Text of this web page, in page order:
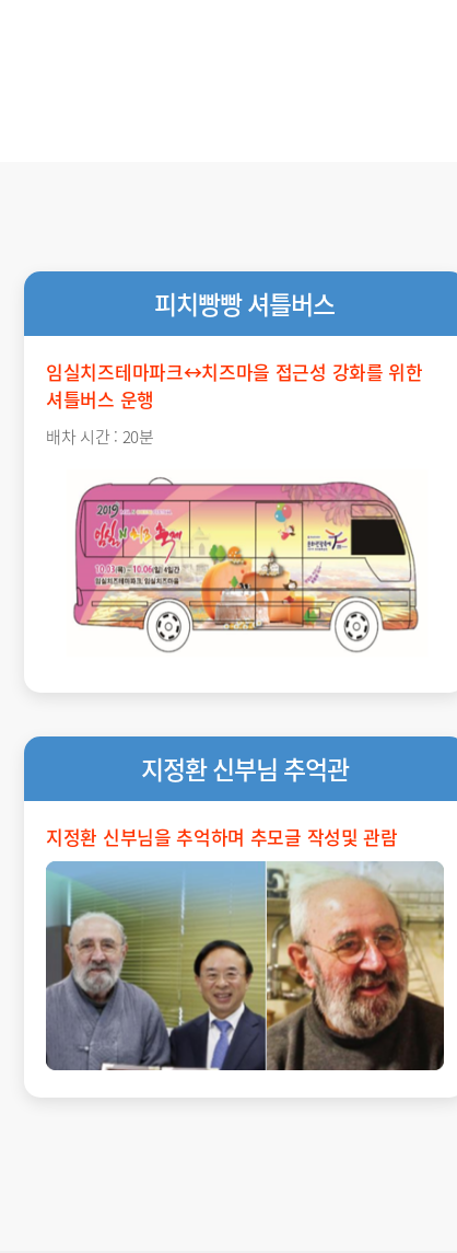
피치빵빵 셔틀버스
임실치즈테마파크↔치즈마을 접근성 강화를 위한
셔틀버스 운행
배차 시간 : 20분
지정환 신부님 추억관
지정환 신부님을 추억하며 추모글 작성및 관람